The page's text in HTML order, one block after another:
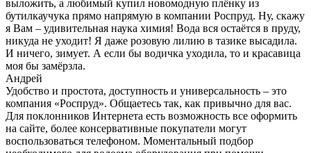
выложить, а любимый купил новомодную плёнку из
бутилкаучука прямо напрямую в компании Роспруд. Ну, скажу
я Вам – удивительная наука химия! Вода вся остаётся в пруду,
никуда не уходит! Я даже розовую лилию в тазике высадила.
И ничего, зимует. А если бы водичка уходила, то и красавица
моя бы замёрзла.
Андрей
Удобство и простота, доступность и универсальность – это
компания «Роспруд». Общаетесь так, как привычно для вас.
Для поклонников Интернета есть возможность все оформить
на сайте, более консервативные покупатели могут
воспользоваться телефоном. Моментальный подбор